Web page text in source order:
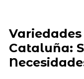
Cataluña: